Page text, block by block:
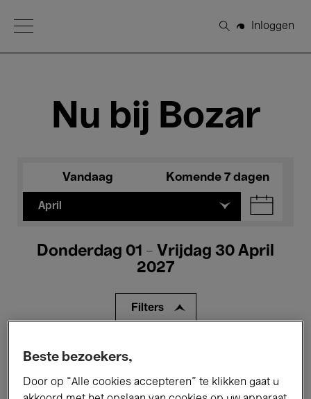
Open Menu
Zoeken
Inloggen
Nu bij Bozar
Vandaag Komende 7 dagen
April
Donderdag 01 - Vrijdag 30 April
2027
Filters
Alle evenementen
Tentoonstellingen Films
Beste bezoekers,
Door op “Alle cookies accepteren” te klikken gaat u